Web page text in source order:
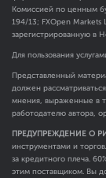
Комиссией по ценным
194/13; FXOpen
зарегистрированную в
Для пользования
Представленный
должен
мнения, выраженные в
работодателю автора,
ПРЕДУПРЕЖДЕНИЕ О
инструментами и
за кредитного плеча.
этим поставщиком. Вы